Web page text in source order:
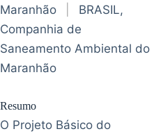
Maranhão
BRASIL,
Companhia de
Saneamento Ambiental do
Maranhão
Resumo
O Projeto Básico do